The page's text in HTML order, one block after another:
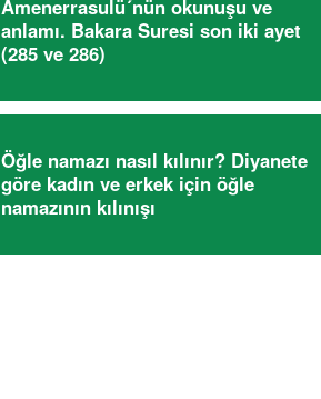
Amenerrasulü´nün okunuşu ve
anlamı. Bakara Suresi son iki ayet
(285 ve 286)
Öğle namazı nasıl kılınır? Diyanete
göre kadın ve erkek için öğle
namazının kılınışı